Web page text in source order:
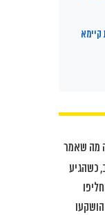
קיימא
מה שאמר
כשהגיע